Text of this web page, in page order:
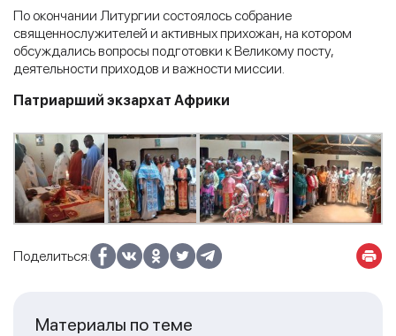
По окончании Литургии состоялось собрание
священнослужителей и активных прихожан, на котором
обсуждались вопросы подготовки к Великому посту,
деятельности приходов и важности миссии.
Патриарший экзархат Африки
Поделиться:
Материалы по теме